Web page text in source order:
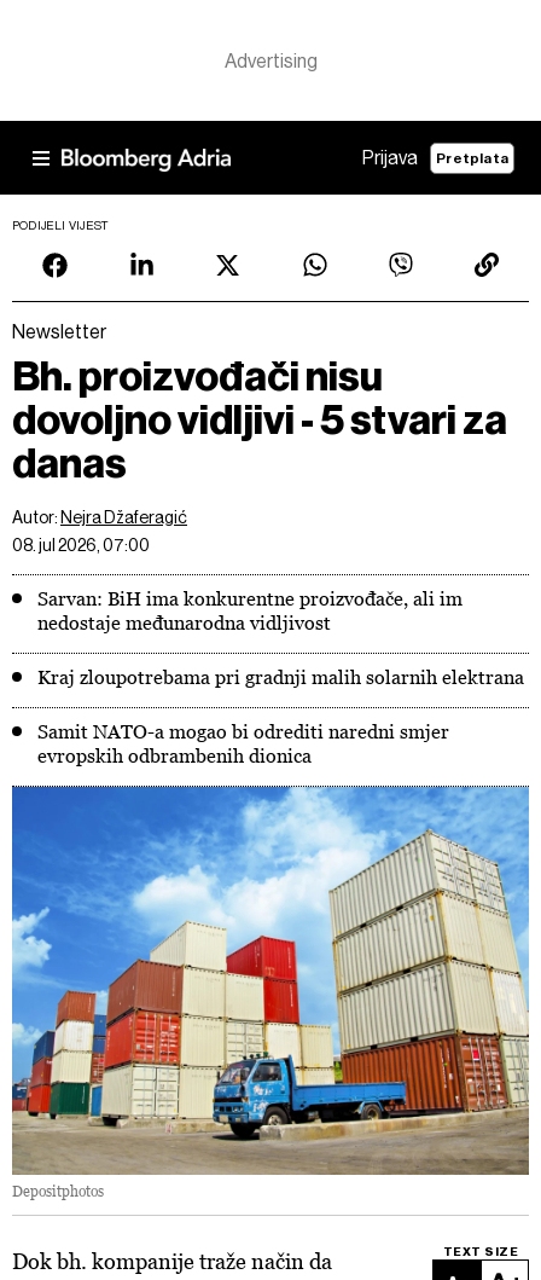
Prijava Pretplata
PODIJELI VIJEST
Newsletter
Bh. proizvođači nisu
dovoljno vidljivi - 5 stvari za
danas
Autor: Nejra Džaferagić
08. jul 2026, 07:00
Sarvan: BiH ima konkurentne proizvođače, ali im
nedostaje međunarodna vidljivost
Kraj zloupotrebama pri gradnji malih solarnih elektrana
Samit NATO-a mogao bi odrediti naredni smjer
evropskih odbrambenih dionica
Depositphotos
TEXT SIZE
Dok bh. kompanije traže način da